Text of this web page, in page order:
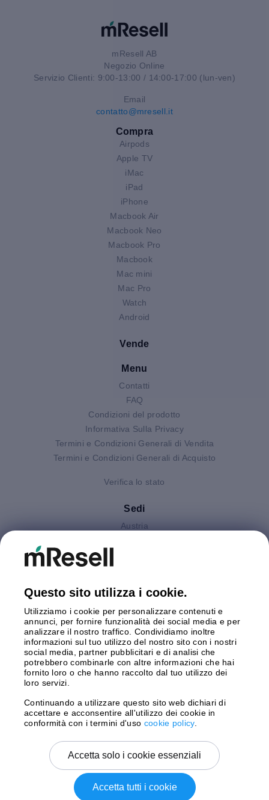
mResell AB
Negozio Online
Servizio Clienti: 9:00-13:00 / 14:00-17:00 (lun-ven)
Email
contatto@mresell.it
Compra
Airpods
Apple TV
iMac
iPad
iPhone
Macbook Air
Macbook Neo
Macbook Pro
Macbook
Mac mini
Mac Pro
Watch
Android
Vende
Menu
Contatti
FAQ
Condizioni del prodotto
Informativa Sulla Privacy
Termini e Condizioni Generali di Vendita
Termini e Condizioni Generali di Acquisto
Verifica lo stato
Sedi
Austria
Gran Bretagna
Olanda
Polonia
Spagna
Svezia
Pagamento
Spedizione con
Questo sito utilizza i cookie.
Utilizziamo i cookie per personalizzare contenuti e
annunci, per fornire funzionalità dei social media e per
analizzare il nostro traffico. Condividiamo inoltre
informazioni sul tuo utilizzo del nostro sito con i nostri
social media, partner pubblicitari e di analisi che
potrebbero combinarle con altre informazioni che hai
fornito loro o che hanno raccolto dal tuo utilizzo dei
loro servizi.
Continuando a utilizzare questo sito web dichiari di
accettare e acconsentire all'utilizzo dei cookie in
conformità con i termini d'uso cookie policy.
Accetta solo i cookie essenziali
Accetta tutti i cookie